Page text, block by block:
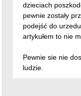
dzieciach
pewnie zostały
podejść do
artykułem to nie
Pewnie sie nie
ludzie.